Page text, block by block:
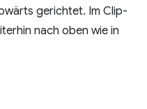
gerichtet. Im Clip-
nach oben wie in